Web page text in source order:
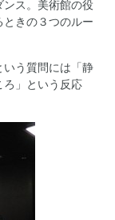
ンス。美術館の役
きの３つのルー
いう質問には「静
ろ」という反応